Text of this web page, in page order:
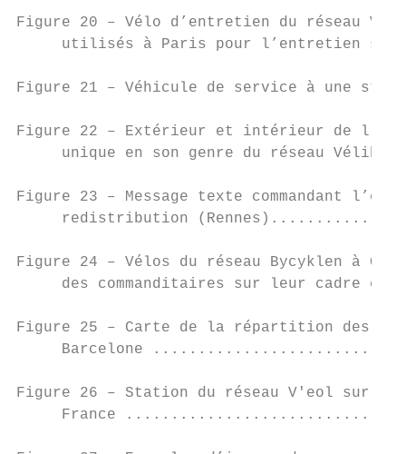
Figure 20 – Vélo d’entretien du
utilisés à Paris pour l’entretien
Figure 21 – Véhicule de service à
Figure 22 – Extérieur et intérieur de
unique en son genre du réseau Vélib
Figure 23 – Message texte commandant
redistribution
Figure 24 – Vélos du réseau
des commanditaires sur leur cadre et
Figure 25 – Carte de la répartition des
Barcelone
Figure 26 – Station du réseau V'eol
France